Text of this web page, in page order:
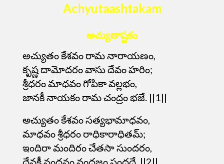
Achyutaashtakam
అచ్యుతాష్టకం
అచ్యుతం కేశవం రామ నారాయణం,
కృష్ణ దామోదరం వాసు దేవం హరిం;
శ్రీధరం మాధవం గోపికా వల్లభం,
జానకీ నాయకం రామ చంద్రం భజే. ||1||
అచ్యుతం కేశవం సత్యభామాధవం,
మాధవం శ్రీధరం రాధికారాధితమ్;
ఇందిరా మందిరం చేతసా సుందరం,
దేవకీ నందనం నందజం సందధే. ||2||